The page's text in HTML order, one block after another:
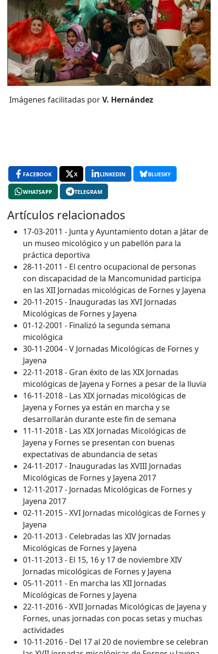
Imágenes facilitadas porV. Hernández
FACEBOOK X LINKEDIN BLUESKY
WHATSAPP TELEGRAM
Artículos relacionados
17-03-2011 - Junta y Ayuntamiento dotan a Játar de
un museo micológico y un pabellón para la
práctica deportiva
28-11-2011 - El centro ocupacional de personas
con discapacidad de la Mancomunidad participa
en las XII Jornadas micológicas de Fornes y Jayena
20-11-2015 - Inauguradas las XVI Jornadas
Micológicas de Fornes y Jayena
01-12-2001 - Finalizó la segunda semana
micológica
30-11-2004 - V Jornadas Micológicas de Fornes y
Jayena
22-11-2018 - Gran éxito de las XIX Jornadas
micológicas de Jayena y Fornes a pesar de la lluvia
16-11-2018 - Las XIX jornadas micológicas de
Jayena y Fornes ya están en marcha y se
desarrollarán durante este fin de semana
11-11-2018 - Las XIX Jornadas Micológicas de
Jayena y Fornes se presentan con buenas
expectativas de abundancia de setas
24-11-2017 - Inauguradas las XVIII Jornadas
Micológicas de Fornes y Jayena 2017
12-11-2017 - Jornadas Micológicas de Fornes y
Jayena 2017
02-11-2015 - XVI Jornadas micológicas de Fornes y
Jayena
20-11-2013 - Celebradas las XIV Jornadas
Micológicas de Fornes y Jayena
01-11-2013 - El 15, 16 y 17 de noviembre XIV
Jornadas micológicas de Fornes y Jayena
05-11-2011 - En marcha las XII Jornadas
Micológicas de Fornes y Jayena
22-11-2016 - XVII Jornadas Micológicas de Jayena y
Fornes, unas jornadas con pocas setas y muchas
actividades
10-11-2016 - Del 17 al 20 de noviembre se celebran